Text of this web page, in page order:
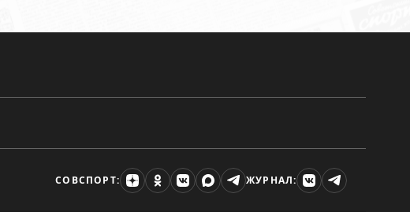
СОВСПОРТ: ЖУРНАЛ: